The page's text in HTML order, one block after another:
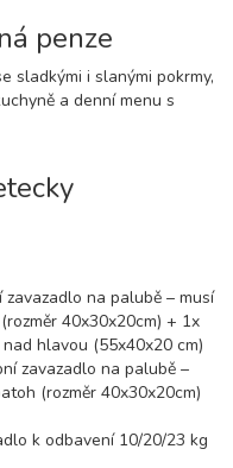
penze
sladkými i slanými pokrmy,
a denní menu s
zavazadlo na palubě – musí
40x30x20cm) + 1x
hlavou (55x40x20 cm)
zavazadlo na palubě –
(rozměr 40x30x20cm)
k odbavení 10/20/23 kg